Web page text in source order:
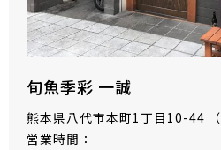
旬魚季彩 一誠
熊本県八代市本町1丁目10-44 （
営業時間：